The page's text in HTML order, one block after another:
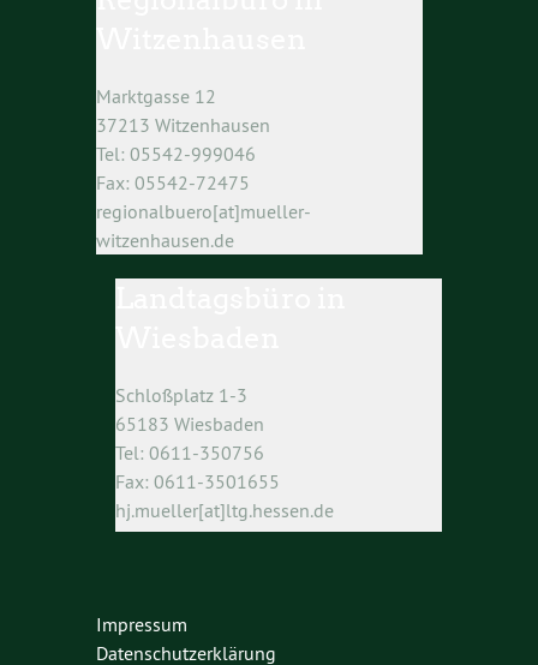
Marktgasse 12
37213 Witzenhausen
Tel: 05542-999046
Fax: 05542-72475
regionalbuero[at]mueller-
witzenhausen.de
Schloßplatz 1-3
65183 Wiesbaden
Tel: 0611-350756
Fax: 0611-3501655
hj.mueller[at]ltg.hessen.de
Impressum
Datenschutzerklärung